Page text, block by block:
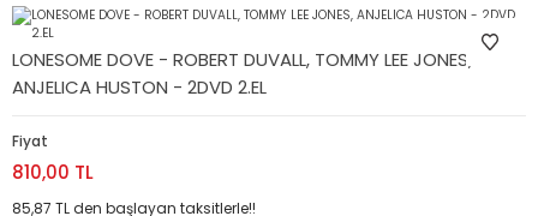
LONESOME DOVE - ROBERT DUVALL, TOMMY LEE JONES,
ANJELICA HUSTON - 2DVD 2.EL
Fiyat
810,00 TL
85,87 TL den başlayan taksitlerle!!